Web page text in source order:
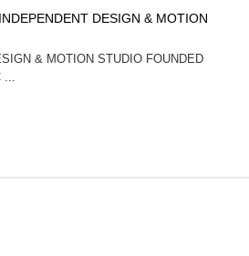
DESIGN & MOTION
& MOTION STUDIO FOUNDED